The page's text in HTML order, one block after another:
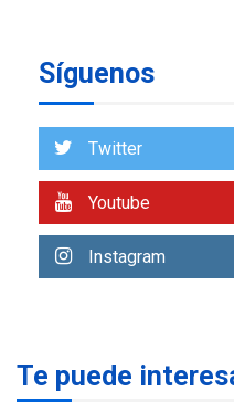
7
Síguenos
Twitter
Youtube
Instagram
Te puede